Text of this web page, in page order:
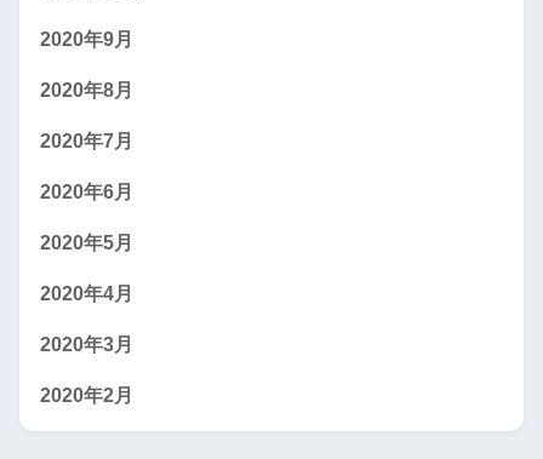
2020年9月
2020年8月
2020年7月
2020年6月
2020年5月
2020年4月
2020年3月
2020年2月